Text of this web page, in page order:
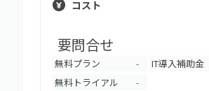
コスト
要問合せ
無料プラン - IT導入補助金
無料トライアル -